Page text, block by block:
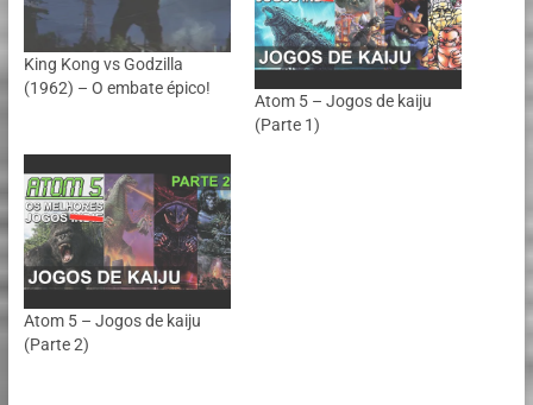
King Kong vs Godzilla
(1962) – O embate épico!
Atom 5 – Jogos de kaiju
(Parte 1)
Atom 5 – Jogos de kaiju
(Parte 2)